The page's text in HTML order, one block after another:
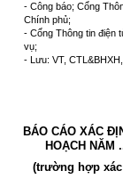
- Công báo; Cổng
Chính phủ;
- Cổng Thông tin điện
vụ;
- Lưu: VT, CTL&BHXH,
BÁO CÁO XÁC
HOẠCH NĂM
(trường hợp